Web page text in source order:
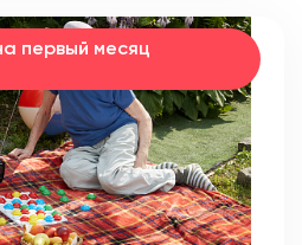
первый месяц